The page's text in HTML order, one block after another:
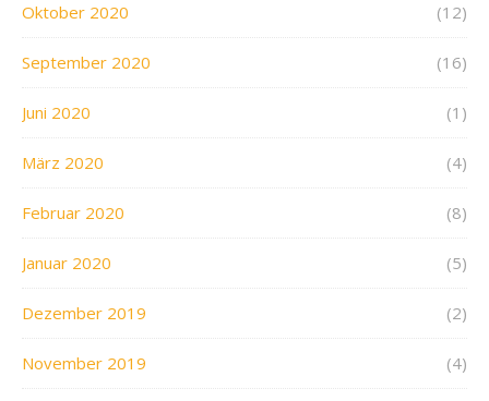
Oktober 2020 (12)
September 2020 (16)
Juni 2020 (1)
März 2020 (4)
Februar 2020 (8)
Januar 2020 (5)
Dezember 2019 (2)
November 2019 (4)